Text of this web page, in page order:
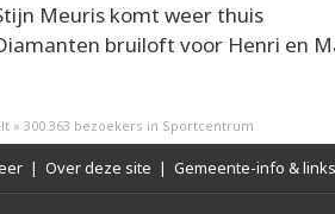
Meuris komt weer thuis
bruiloft voor Henri en
» 300.363 bezoekers in Sportcentrum
| Over deze site | Gemeente-info & links